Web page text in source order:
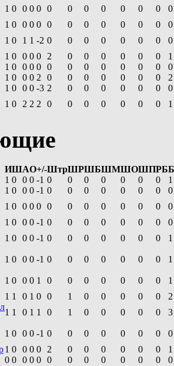
1 0 0 0 0 0 0 0 0 0 0 0
0
1 0 0 0 0 0 0 0 0 0 0 0
0
1 0 1 1 -2 0 0 0 0 0 0 0
0
1 0 0 0 0 2 0 0 0 0 0 0
1
1 0 0 0 0 0 0 0 0 0 0 0
0
1 0 0 0 2 0 0 0 0 0 0 0
2
1 0 0 0 -3 2 0 0 0 0 0 0
0
1 0 2 2 2 0 0 0 0 0 0 0 1
ИШАО+/-ШтрШРШБШМШОШПРБ
1 0 0 0 -1 0 0 0 0 0 0 0
1
1 0 0 0 -1 0 0 0 0 0 0 0
0
1 0 0 0 0 0 0 0 0 0 0 0
0
1 0 0 0 -1 0 0 0 0 0 0 0
0
1 0 0 0 -1 0 0 0 0 0 0 0 1
1 0 0 0 -1 0 0 0 0 0 0 0 1
1 0 0 0 1 0 0 0 0 0 0 0
1
1 1 0 1 0 0 1 0 0 0 0 0
2
1 1 0 1 1 0 1 0 0 0 0 0 3
1 0 0 0 -1 0 0 0 0 0 0 0
0
1 0 0 0 0 2 0 0 0 0 0 0
1
0 0 0 0 0 0 0 0 0 0 0 0 0